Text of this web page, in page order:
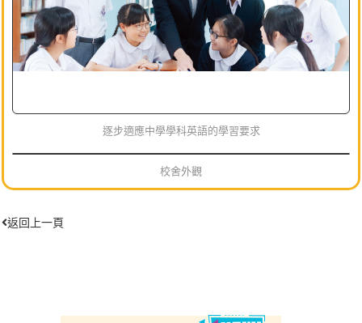
逐步適應中學學科英語的學習要求
校舍外觀
返回上一頁